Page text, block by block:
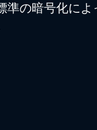
準の暗号化によ